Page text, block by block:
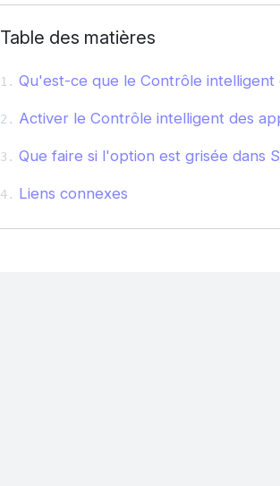
Table des matières
Qu'est-ce que le Contrôle intelligent
Activer le Contrôle intelligent des
Que faire si l'option est grisée dans
Liens connexes